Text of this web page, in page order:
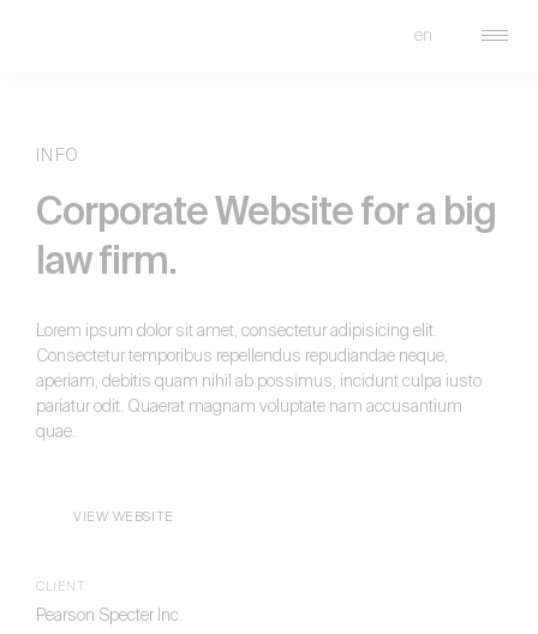
en
INFO
Corporate Website for a big
law firm.
Lorem ipsum dolor sit amet, consectetur adipisicing elit.
Consectetur temporibus repellendus repudiandae neque,
aperiam, debitis quam nihil ab possimus, incidunt culpa iusto
pariatur odit. Quaerat magnam voluptate nam accusantium
quae.
VIEW WEBSITE
CLIENT:
Pearson Specter Inc.